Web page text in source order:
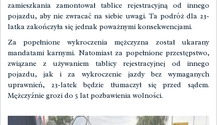
zamieszkania zamontował tablice rejestracyjną od innego
pojazdu, aby nie zwracać na siebie uwagi. Ta podróż dla 23-
latka zakończyła się jednak poważnymi konsekwencjami.
Za popełnione wykroczenia mężczyzna został ukarany
mandatami karnymi. Natomiast za popełnione przestępstwo,
związane z używaniem tablicy rejestracyjnej od innego
pojazdu, jak i za wykroczenie jazdy bez wymaganych
uprawnień, 23-latek będzie tłumaczył się przed sądem.
Mężczyźnie grozi do 5 lat pozbawienia wolności.